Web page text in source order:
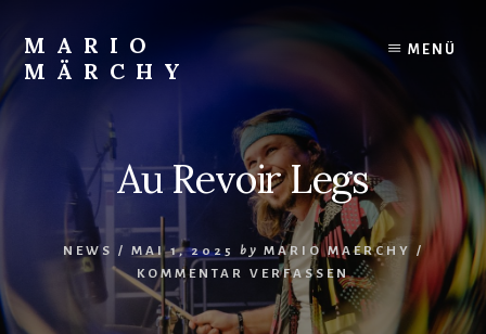
content
MARIO
MÄRCHY
Studiodrummer
MENÜ
Au Revoir Legs
NEWS / MAI 1, 2025 by MARIO MAERCHY /
KOMMENTAR VERFASSEN